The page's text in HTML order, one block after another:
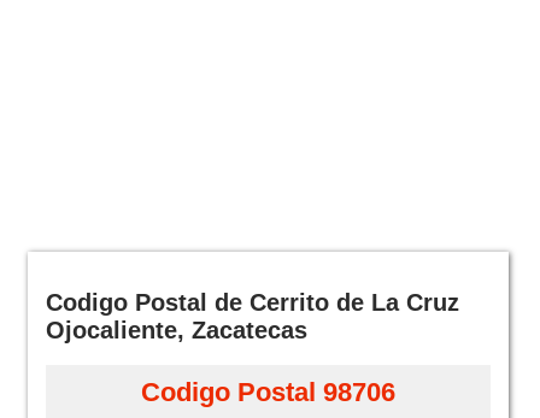
Codigo Postal de Cerrito de La Cruz
Ojocaliente, Zacatecas
Codigo Postal 98706